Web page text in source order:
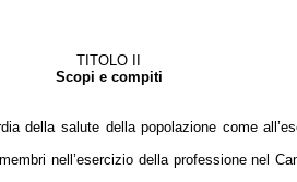
TITOLO II
Scopi e compiti
della salute della popolazione come
nell’esercizio della professione nel